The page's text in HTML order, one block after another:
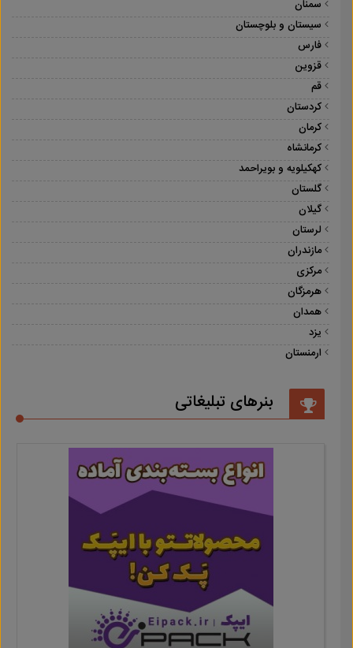
سمنان
سیستان و بلوچستان
فارس
قزوین
قم
کردستان
کرمان
کرمانشاه
کهکیلویه و بویراحمد
گلستان
گیلان
لرستان
مازندران
مرکزی
هرمزگان
همدان
یزد
ارمنستان
بنرهای تبلیغاتی